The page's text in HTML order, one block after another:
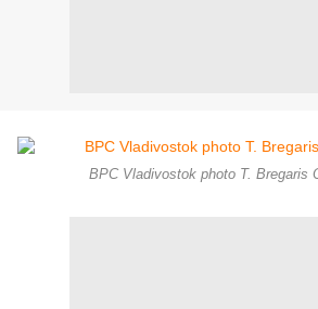
BPC Vladivostok photo T. Bregaris